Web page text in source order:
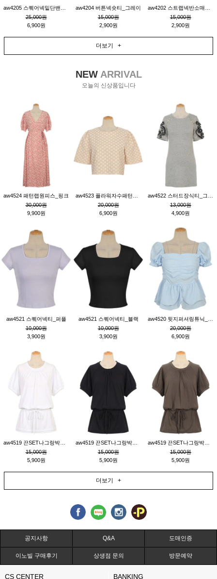
25,000원
6,900원
aw4204 버튼넥숏티_그레이
15,000원
2,900원
15,000원
2,900원
더보기 +
NEWARRIVAL
오늘의 신상품입니다
aw4524 패턴랩원피스_핑크
30,000원
9,900원
20,000원
6,900원
13,000원
4,900원
aw4521 스퀘어넥티_퍼플
10,000원
3,900원
aw4521 스퀘어넥티_블랙
10,000원
3,900원
20,000원
6,900원
15,000원
5,900원
15,000원
5,900원
15,000원
5,900원
더보기 +
공지사항 Q&A 도매인증
이노빌 구매후기 상생점 문의 방문예약
CS CENTER BANKING